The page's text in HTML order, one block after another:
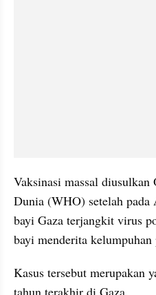
Vaksinasi massal diusulkan
Dunia (WHO) setelah
bayi Gaza terjangkit virus
bayi menderita kelumpuhan
Kasus tersebut merupakan
tahun terakhir di Gaza.